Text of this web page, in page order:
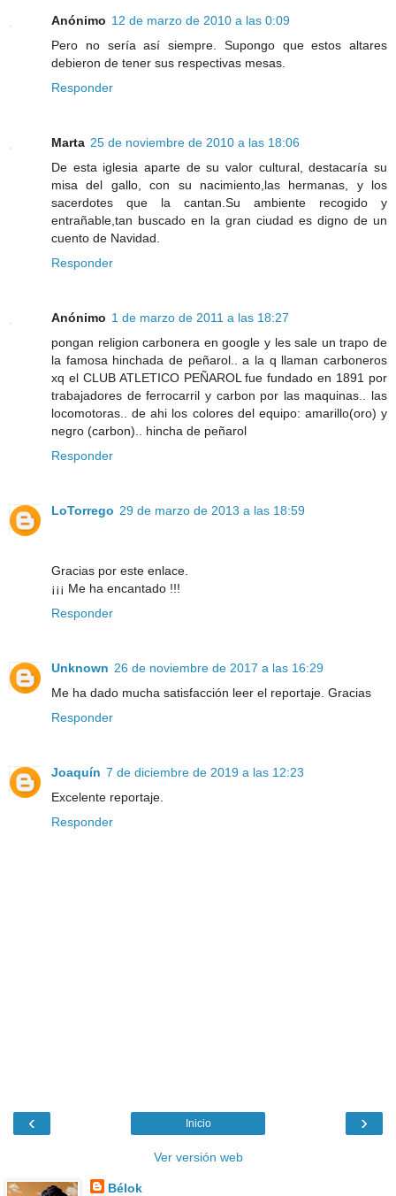
Anónimo 12 de marzo de 2010 a las 0:09
Pero no sería así siempre. Supongo que estos altares
debieron de tener sus respectivas mesas.
Responder
Marta 25 de noviembre de 2010 a las 18:06
De esta iglesia aparte de su valor cultural, destacaría su
misa del gallo, con su nacimiento,las hermanas, y los
sacerdotes que la cantan.Su ambiente recogido y
entrañable,tan buscado en la gran ciudad es digno de un
cuento de Navidad.
Responder
Anónimo 1 de marzo de 2011 a las 18:27
pongan religion carbonera en google y les sale un trapo de
la famosa hinchada de peñarol.. a la q llaman carboneros
xq el CLUB ATLETICO PEÑAROL fue fundado en 1891 por
trabajadores de ferrocarril y carbon por las maquinas.. las
locomotoras.. de ahi los colores del equipo: amarillo(oro) y
negro (carbon).. hincha de peñarol
Responder
LoTorrego 29 de marzo de 2013 a las 18:59
Gracias por este enlace.
¡¡¡ Me ha encantado !!!
Responder
Unknown 26 de noviembre de 2017 a las 16:29
Me ha dado mucha satisfacción leer el reportaje. Gracias
Responder
Joaquín 7 de diciembre de 2019 a las 12:23
Excelente reportaje.
Responder
‹ ›
Inicio
Ver versión web
Bélok